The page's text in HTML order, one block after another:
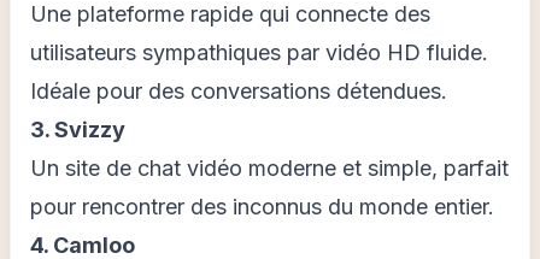
Une plateforme rapide qui connecte des
utilisateurs sympathiques par vidéo HD fluide.
Idéale pour des conversations détendues.
3. Svizzy
Un site de chat vidéo moderne et simple, parfait
pour rencontrer des inconnus du monde entier.
4. Camloo